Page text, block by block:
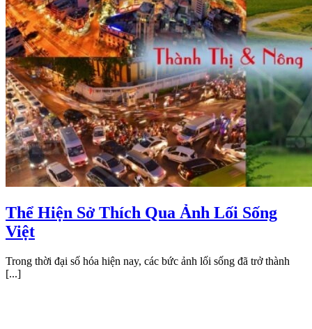
Thể Hiện Sở Thích Qua Ảnh Lối Sống
Việt
Trong thời đại số hóa hiện nay, các bức ảnh lối sống đã trở thành
[...]